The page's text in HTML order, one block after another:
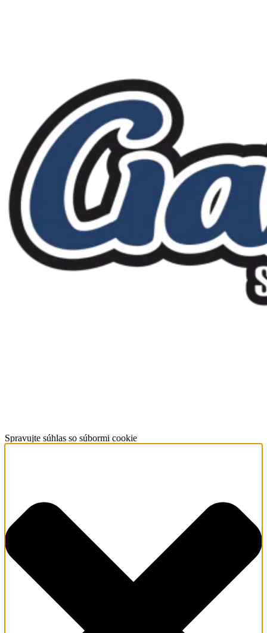
Spravujte súhlas so súbormi cookie